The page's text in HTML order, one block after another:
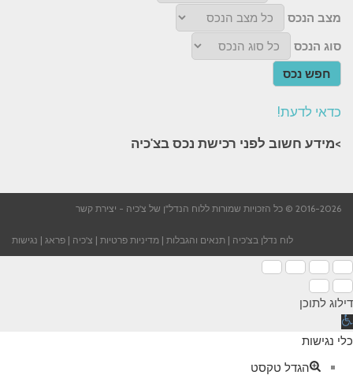
מצב הנכס
סוג הנכס
חפש נכס
כדאי לדעת!
>מידע חשוב לפני רכישת נכס בצ'כיה​
2016-2026 © כל הזכויות שמורות ללוח הנדל"ן של צ'כיה - יצירת קשר
לוח נדלן בצ'כיה | תנאים והגבלות | מדיניות פרטיות | צ'כיה | פראג | נגישות
דילוג לתוכן
פתח
סרגל
כלי נגישות
הגדל טקסט